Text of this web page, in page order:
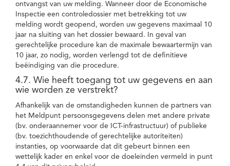
ontvangst van uw melding. Wanneer door de Economische
Inspectie een controledossier met betrekking tot uw
melding wordt geopend, worden uw gegevens maximaal 10
jaar na sluiting van het dossier bewaard. In geval van
gerechtelijke procedure kan de maximale bewaartermijn van
10 jaar, zo nodig, worden verlengd tot de definitieve
beëindiging van die procedure.
4.7. Wie heeft toegang tot uw gegevens en aan
wie worden ze verstrekt?
Afhankelijk van de omstandigheden kunnen de partners van
het Meldpunt persoonsgegevens delen met andere private
(bv. onderaannemer voor de ICT-infrastructuur) of publieke
(bv. toezichthoudende of gerechtelijke autoriteiten)
instanties, op voorwaarde dat dit gebeurt binnen een
wettelijk kader en enkel voor de doeleinden vermeld in punt